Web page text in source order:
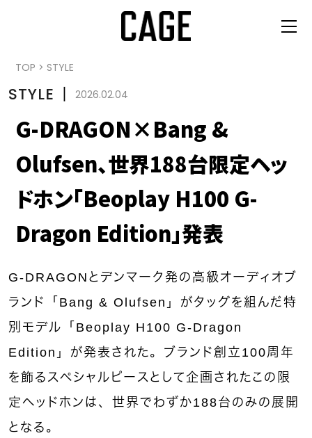
TOP > STYLE
STYLE 丨 2026.02.04
G-DRAGON×Bang &
Olufsen、世界188台限定ヘッ
ドホン「Beoplay H100 G-
Dragon Edition」発表
G-DRAGONとデンマーク発の高級オーディオブ
ランド「Bang & Olufsen」がタッグを組んだ特
別モデル「Beoplay H100 G-Dragon
Edition」が発表された。ブランド創立100周年
を飾るスペシャルピースとして企画されたこの限
定ヘッドホンは、世界でわずか188台のみの展開
となる。